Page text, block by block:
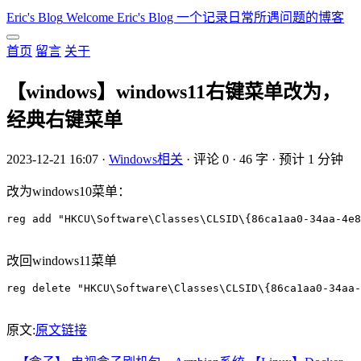
Eric's Blog Welcome Eric's Blog 一个记录日常所遇问题的博客
首页 留言 关于
【windows】windows11右键菜单改为，
经典右键菜单
2023-12-21 16:07 · Windows相关 · 评论 0 · 46 字 · 预计 1 分钟
改为windows10菜单：
reg add "HKCU\Software\Classes\CLSID\{86ca1aa0-34aa-
改回windows11菜单
reg delete "HKCU\Software\Classes\CLSID\{86ca1aa0-
原文:原文链接